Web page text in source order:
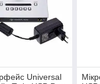
Universal